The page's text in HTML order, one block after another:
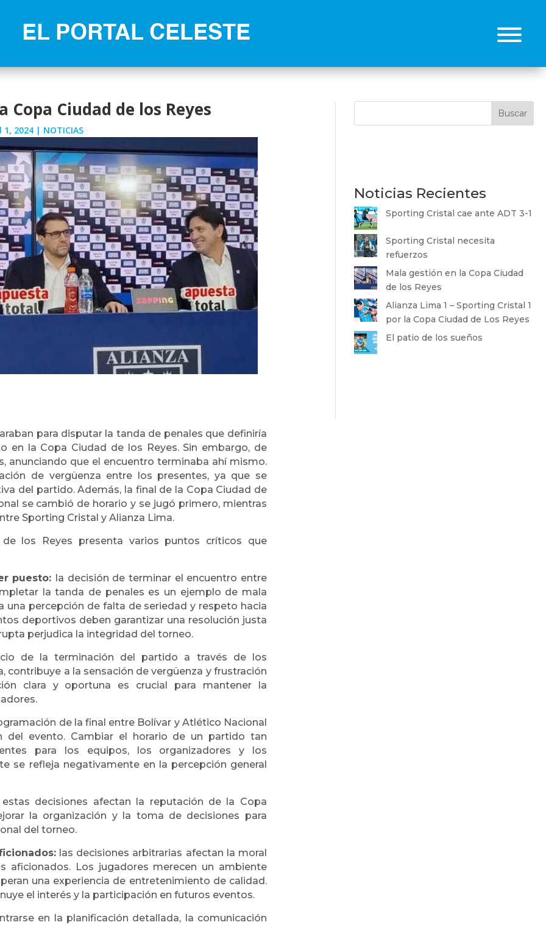
EL PORTAL CELESTE
Copa Ciudad de los Reyes
1, 2024 | NOTICIAS
para disputar la tanda de penales que definiría
en la Copa Ciudad de los Reyes. Sin embargo, de
anunciando que el encuentro terminaba ahí mismo.
de vergüenza entre los presentes, ya que se
del partido. Además, la final de la Copa Ciudad de
se cambió de horario y se jugó primero, mientras
Sporting Cristal y Alianza Lima.
los Reyes presenta varios puntos críticos que
puesto:
a decisión de terminar el encuentro entre
la tanda de penales es un ejemplo de mala
una percepción de falta de seriedad y respeto hacia
deportivos deben garantizar una resolución justa
perjudica la integridad del torneo.
de la terminación del partido a través de los
contribuye a la sensación de vergüenza y frustración
clara y oportuna es crucial para mantener la
de la final entre Bolívar y Atlético Nacional
del evento. Cambiar el horario de un partido tan
para los equipos, los organizadores y los
se refleja negativamente en la percepción general
estas decisiones afectan la reputación de la Copa
la organización y la toma de decisiones para
del torneo.
l as decisiones arbitrarias afectan la moral
aficionados. Los jugadores merecen un ambiente
una experiencia de entretenimiento de calidad.
el interés y la participación en futuros eventos.
en la planificación detallada, la comunicación
Buscar
Noticias Recientes
Sporting Cristal cae ante ADT 3-1
Sporting Cristal necesita
refuerzos
Mala gestión en la Copa Ciudad
de los Reyes
Alianza Lima 1 – Sporting Cristal 1
por la Copa Ciudad de Los Reyes
El patio de los sueños